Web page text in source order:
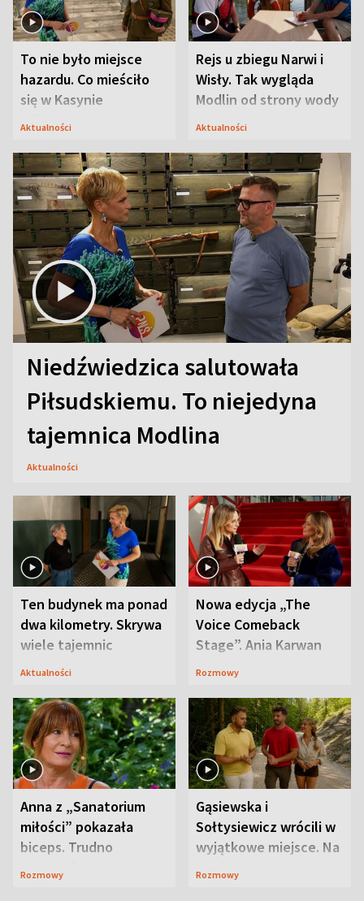
To nie było miejsce
hazardu. Co mieściło
się w Kasynie
Oficerskim?
Aktualności
Rejs u zbiegu Narwi i
Wisły. Tak wygląda
Modlin od strony wody
Aktualności
Niedźwiedzica salutowała
Piłsudskiemu. To niejedyna
tajemnica Modlina
Aktualności
Ten budynek ma ponad
dwa kilometry. Skrywa
wiele tajemnic
Aktualności
Nowa edycja „The
Voice Comeback
Stage”. Ania Karwan
zapowiada
Rozmowy
Anna z „Sanatorium
miłości” pokazała
biceps. Trudno
uwierzyć, co przeszła
Rozmowy
Gąsiewska i
Sołtysiewicz wrócili w
wyjątkowe miejsce. Na
szlaku czekał
Rozmowy